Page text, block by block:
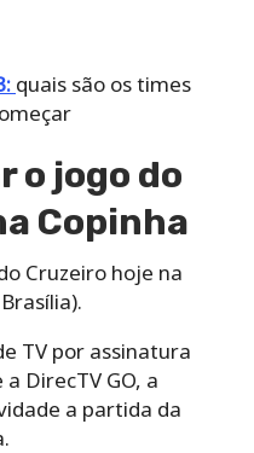
quais são os times
o jogo do
Copinha
Cruzeiro hoje na
TV por assinatura
DirecTV GO, a
a partida da